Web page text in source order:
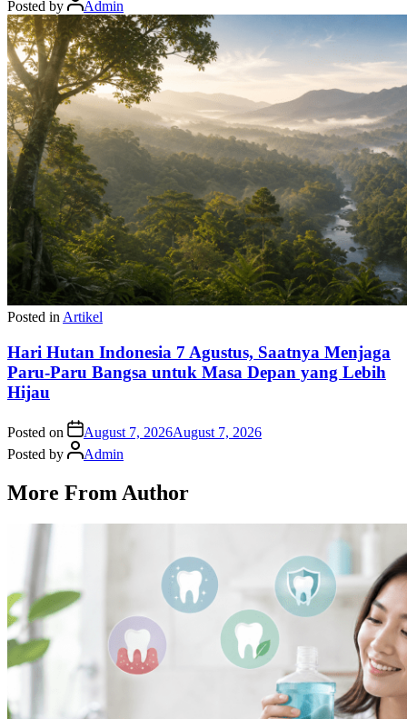
Posted by Admin
Posted in Artikel
Hari Hutan Indonesia 7 Agustus, Saatnya Menjaga
Paru-Paru Bangsa untuk Masa Depan yang Lebih
Hijau
Posted on August 7, 2026August 7, 2026
Posted by
Admin
More From Author